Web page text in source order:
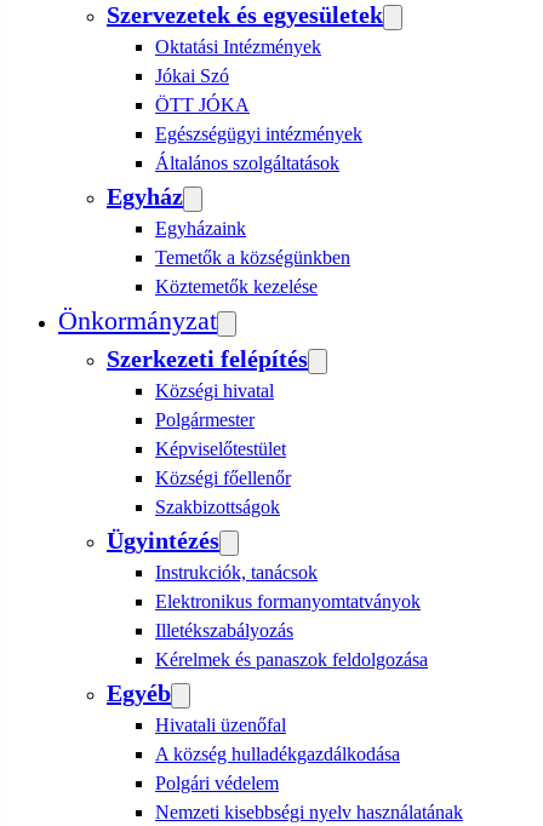
Szervezetek és egyesületek
Oktatási Intézmények
Jókai Szó
ÖTT JÓKA
Egészségügyi intézmények
Általános szolgáltatások
Egyház
Egyházaink
Temetők a községünkben
Köztemetők kezelése
Önkormányzat
Szerkezeti felépítés
Községi hivatal
Polgármester
Képviselőtestület
Községi főellenőr
Szakbizottságok
Ügyintézés
Instrukciók, tanácsok
Elektronikus formanyomtatványok
Illetékszabályozás
Kérelmek és panaszok feldolgozása
Egyéb
Hivatali üzenőfal
A község hulladékgazdálkodása
Polgári védelem
Nemzeti kisebbségi nyelv használatának